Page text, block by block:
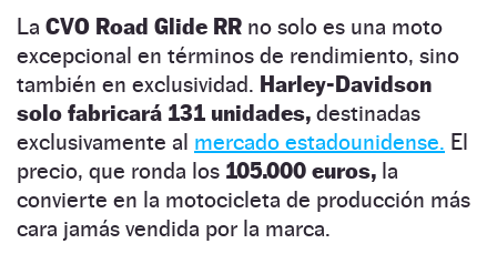
La CVO Road Glide RR no solo es una moto
excepcional en términos de rendimiento, sino
también en exclusividad. Harley-Davidson
solo fabricará 131 unidades, destinadas
exclusivamente al mercado estadounidense. El
precio, que ronda los 105.000 euros, la
convierte en la motocicleta de producción más
cara jamás vendida por la marca.